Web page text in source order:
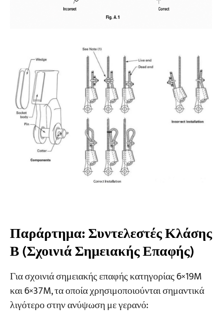
Παράρτημα: Συντελεστές Κλάσης
Β (Σχοινιά Σημειακής Επαφής)
Για σχοινιά σημειακής επαφής κατηγορίας 6×19M
και 6×37M, τα οποία χρησιμοποιούνται σημαντικά
λιγότερο στην ανύψωση με γερανό: